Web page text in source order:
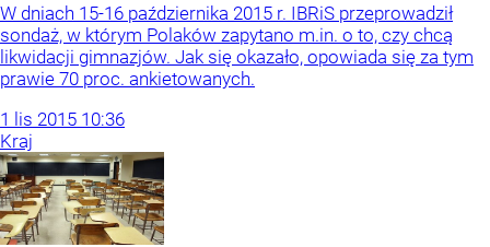
W dniach 15-16 października 2015 r. IBRiS przeprowadził
sondaż, w którym Polaków zapytano m.in. o to, czy chcą
likwidacji gimnazjów. Jak się okazało, opowiada się za tym
prawie 70 proc. ankietowanych.
1 lis 2015 10:36
Kraj